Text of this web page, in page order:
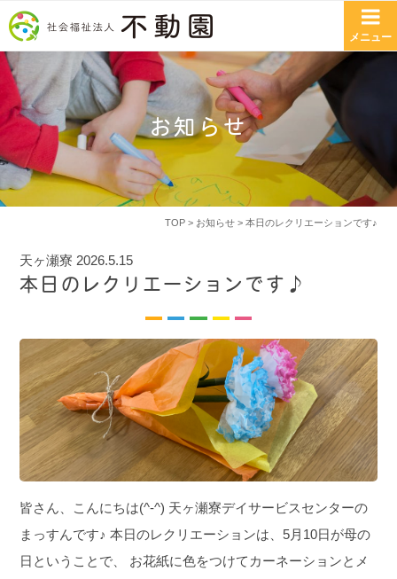
コンテンツへスキップ
お知らせ
メニュー
TOP> お知らせ> 本日のレクリエーションです♪
天ヶ瀬寮 2026.5.15
本日のレクリエーションです♪
皆さん、こんにちは(^-^) 天ヶ瀬寮デイサービスセンターの
まっすんです♪ 本日のレクリエーションは、5月10日が母の
日ということで、 お花紙に色をつけてカーネーションとメ